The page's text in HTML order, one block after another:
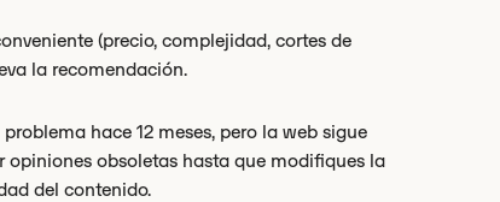
(precio, complejidad, cortes de
la recomendación.
hace 12 meses, pero la web sigue
opiniones obsoletas hasta que modifiques la
del contenido.